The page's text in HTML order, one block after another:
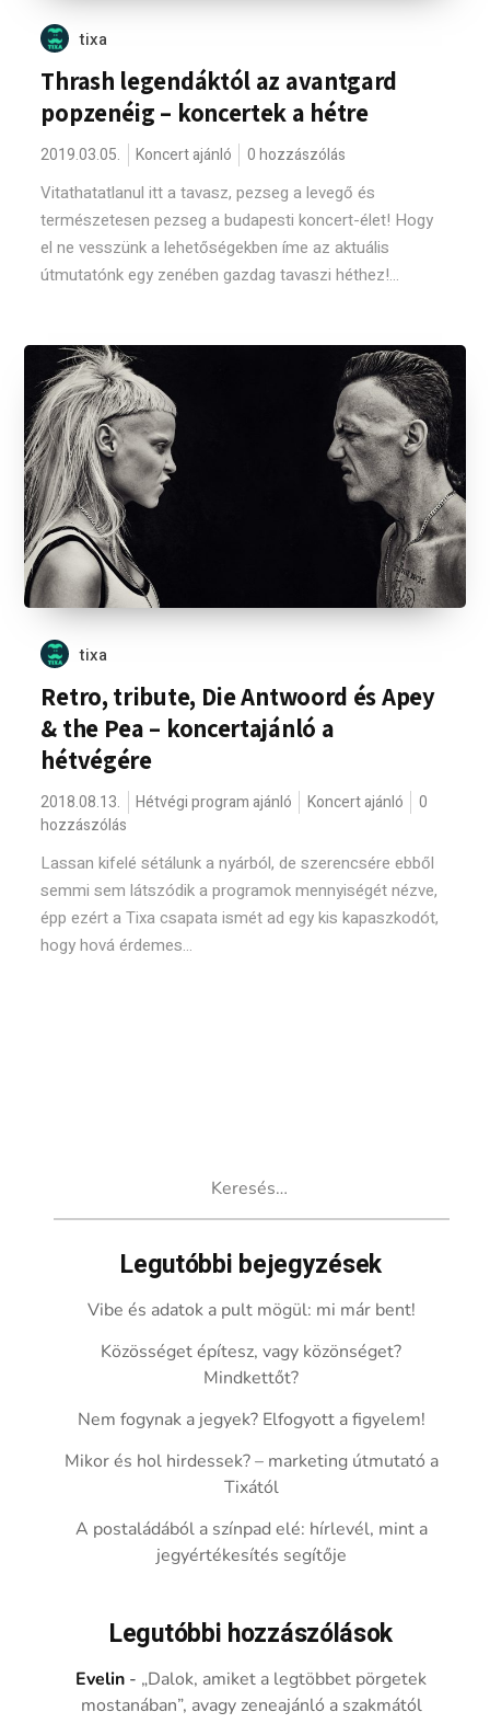
tixa
Thrash legendáktól az avantgard
popzenéig – koncertek a hétre
2019.03.05. Koncert ajánló 0 hozzászólás
Vitathatatlanul itt a tavasz, pezseg a levegő és
természetesen pezseg a budapesti koncert-élet! Hogy
el ne vesszünk a lehetőségekben íme az aktuális
útmutatónk egy zenében gazdag tavaszi héthez!...
tixa
Retro, tribute, Die Antwoord és Apey
& the Pea – koncertajánló a
hétvégére
2018.08.13. Hétvégi program ajánló Koncert ajánló
0
hozzászólás
Lassan kifelé sétálunk a nyárból, de szerencsére ebből
semmi sem látszódik a programok mennyiségét nézve,
épp ezért a Tixa csapata ismét ad egy kis kapaszkodót,
hogy hová érdemes...
Legutóbbi bejegyzések
Vibe és adatok a pult mögül: mi már bent!
Közösséget építesz, vagy közönséget?
Mindkettőt?
Nem fogynak a jegyek? Elfogyott a figyelem!
Mikor és hol hirdessek? – marketing útmutató a
Tixától
A postaládából a színpad elé: hírlevél, mint a
jegyértékesítés segítője
Legutóbbi hozzászólások
Evelin - „Dalok, amiket a legtöbbet pörgetek
mostanában”, avagy zeneajánló a szakmától